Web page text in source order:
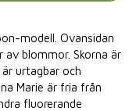
modell. Ovansidan
blommor. Skorna är
urtagbar och
Marie är fria från
fluorerande